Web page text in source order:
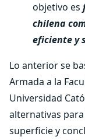
objetivo es
chilena
eficiente y
Lo anterior se
Armada a la
Universidad
alternativas
superficie y